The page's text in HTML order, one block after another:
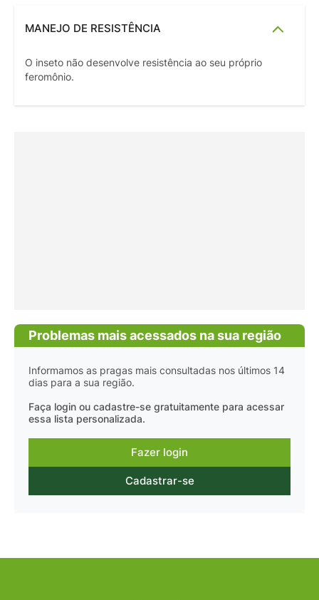
MANEJO DE RESISTÊNCIA
O inseto não desenvolve resistência ao seu próprio
feromônio.
Problemas mais acessados na sua região
Informamos as pragas mais consultadas nos últimos 14
dias para a sua região.
Faça login ou cadastre-se gratuitamente para acessar
essa lista personalizada.
Fazer login
Cadastrar-se